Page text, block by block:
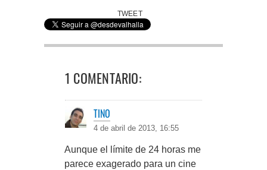
TWEET
1 COMENTARIO:
TINO
4 de abril de 2013, 16:55
Aunque el límite de 24 horas me
parece exagerado para un cine